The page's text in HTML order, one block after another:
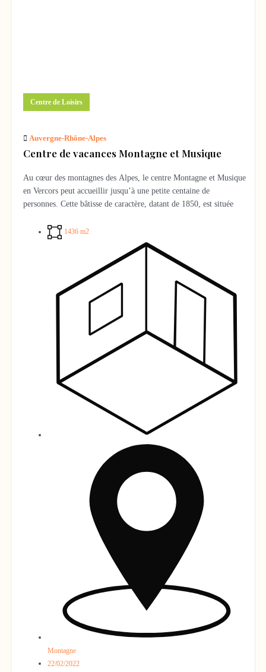
Centre de Loisirs
Auvergne-Rhône-Alpes
Centre de vacances Montagne et Musique
Au cœur des montagnes des Alpes, le centre Montagne et Musique
en Vercors peut accueillir jusqu’à une petite centaine de
personnes. Cette bâtisse de caractère, datant de 1850, est située
musique avec instrumentarium, de 3 salles de classe, d’une salle
polyvalente, d’un labo Nature, d’une bibliothèque confortable, le
centre est ouvert sur de vastes prairies bordant la forêt.
Centre de Vacances agréé Jeunesse et Sports et Education
Nationale :
• 23 chambres pour une capacité d’environ 100 personnes
• Dernière visite de la Commission de sécurité en 2019
• Possibilité d’organiser des séjours de ski
1436 m2
Montagne
22/02/2022